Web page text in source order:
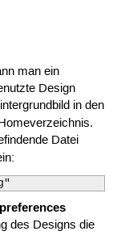
man ein
Design
in den
Datei
preferences
des Designs die